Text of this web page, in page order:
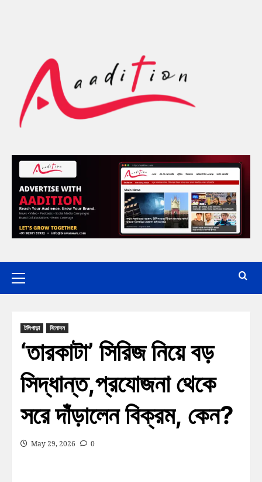
টলিপাড়া বিনোদন
‘তারকাটা’ সিরিজ নিয়ে বড়
সিদ্ধান্ত,প্রযোজনা থেকে
সরে দাঁড়ালেন বিক্রম, কেন?
May 29, 2026 0